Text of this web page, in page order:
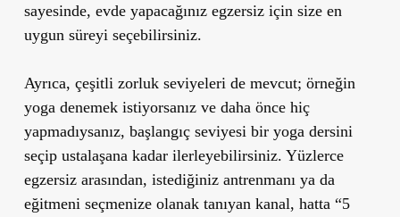
sayesinde, evde yapacağınız egzersiz için size en
uygun süreyi seçebilirsiniz.
Ayrıca, çeşitli zorluk seviyeleri de mevcut; örneğin
yoga denemek istiyorsanız ve daha önce hiç
yapmadıysanız, başlangıç seviyesi bir yoga dersini
seçip ustalaşana kadar ilerleyebilirsiniz. Yüzlerce
egzersiz arasından, istediğiniz antrenmanı ya da
eğitmeni seçmenize olanak tanıyan kanal, hatta “5